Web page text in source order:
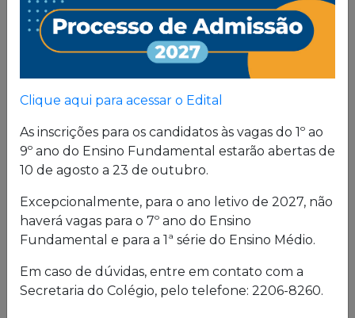
Proposta
Pedagógica
formação, pautada em valores cristãos e um
consistente conhecimento acadêmico.
Estrutura física
O Colégio oferece uma excelente estrutura para
atender a seus alunos em período integral.
Laboratórios de Química, Física e Biologia; salas
de leitura e de grupo; biblioteca; cybersala;
auditórios; complexo esportivo; piscina
Clique aqui para acessar o Edital
As inscrições para os candidatos às vagas do 1º ao
9º ano do Ensino Fundamental estarão abertas de
10 de agosto a 23 de outubro.
Excepcionalmente, para o ano letivo de 2027, não
haverá vagas para o 7º ano do Ensino
Fundamental e para a 1ª série do Ensino Médio.
Em caso de dúvidas, entre em contato com a
Secretaria do Colégio, pelo telefone: 2206-8260.